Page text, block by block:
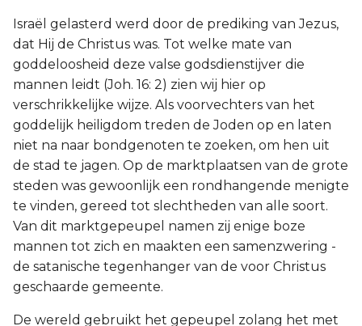
Israël gelasterd werd door de prediking van Jezus,
dat Hij de Christus was. Tot welke mate van
goddeloosheid deze valse godsdienstijver die
mannen leidt (Joh. 16: 2) zien wij hier op
verschrikkelijke wijze. Als voorvechters van het
goddelijk heiligdom treden de Joden op en laten
niet na naar bondgenoten te zoeken, om hen uit
de stad te jagen. Op de marktplaatsen van de grote
steden was gewoonlijk een rondhangende menigte
te vinden, gereed tot slechtheden van alle soort.
Van dit marktgepeupel namen zij enige boze
mannen tot zich en maakten een samenzwering -
de satanische tegenhanger van de voor Christus
geschaarde gemeente.
De wereld gebruikt het gepeupel zolang het met